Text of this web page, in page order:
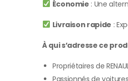
Économie : Une
Livraison rapide :
À qui s’adresse ce
Propriétaires de
Passionnés de